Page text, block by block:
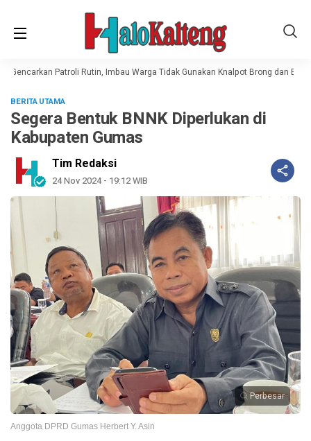
Gencarkan Patroli Rutin, Imbau Warga Tidak Gunakan Knalpot Brong dan Balap
BERITA UTAMA
Segera Bentuk BNNK Diperlukan di
Kabupaten Gumas
Tim Redaksi
24 Nov 2024 - 19:12 WIB
Perbesar
Anggota DPRD Gumas Herbert Y. Asin